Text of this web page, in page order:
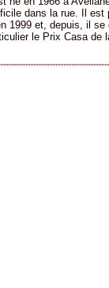
dans la rue. Il
1999 et, depuis, il se
le Prix Casa de